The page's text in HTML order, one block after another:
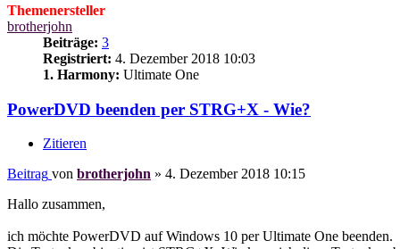
Themenersteller
brotherjohn
Beiträge: 3
Registriert: 4. Dezember 2018 10:03
1. Harmony: Ultimate One
PowerDVD beenden per STRG+X - Wie?
Zitieren
Beitrag von brotherjohn » 4. Dezember 2018 10:15
Hallo zusammen,
ich möchte PowerDVD auf Windows 10 per Ultimate One beenden.